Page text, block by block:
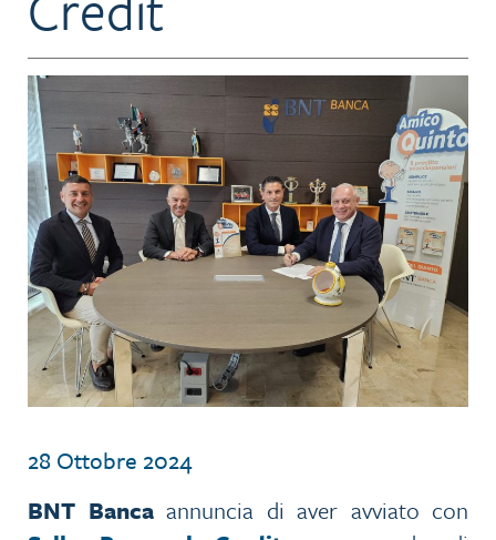
28 Ottobre 2024
BNT Bancaannuncia di aver avviato con